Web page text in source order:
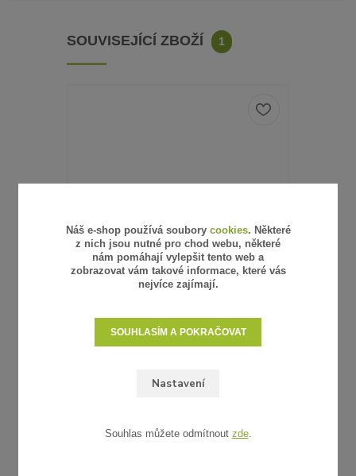
SOUVISEJÍCÍ ZBOŽÍ 1
4 hodnocení
ZVOLIT VARIANTU
Náš e-shop používá soubory cookies. Některé
z nich jsou nutné pro chod webu, některé
nám pomáhají vylepšit tento web a
zobrazovat vám takové informace, které vás
nejvíce zajímají.
Nastavení
SOUHLASÍM A POKRAČOVAT
Souhlas můžete odmítnout zde.